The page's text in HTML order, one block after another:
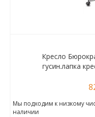
Кресло
гусин.лапка
Мы подходим к низкому
наличии